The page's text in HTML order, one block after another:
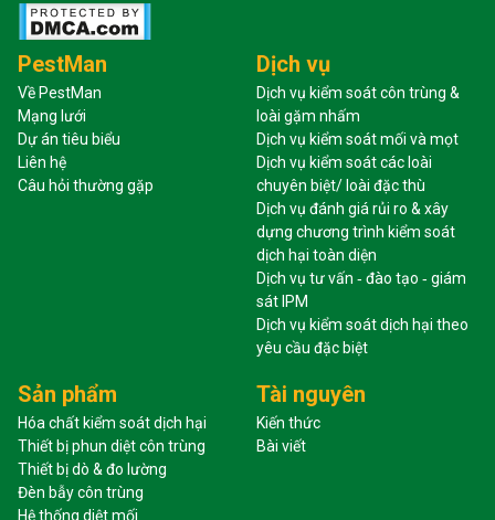
PestMan
Về PestMan
Mạng lưới
Dự án tiêu biểu
Liên hệ
Câu hỏi thường gặp
Dịch vụ
Dịch vụ kiểm soát côn trùng &
loài gặm nhấm
Dịch vụ kiểm soát mối và mọt
Dịch vụ kiểm soát các loài
chuyên biệt/ loài đặc thù
Dịch vụ đánh giá rủi ro & xây
dựng chương trình kiểm soát
dịch hại toàn diện
Dịch vụ tư vấn ‐ đào tạo ‐ giám
sát IPM
Dịch vụ kiểm soát dịch hại theo
yêu cầu đặc biệt
Sản phẩm
Hóa chất kiểm soát dịch hại
Thiết bị phun diệt côn trùng
Thiết bị dò & đo lường
Đèn bẫy côn trùng
Hệ thống diệt mối
Tài nguyên
Kiến thức
Bài viết